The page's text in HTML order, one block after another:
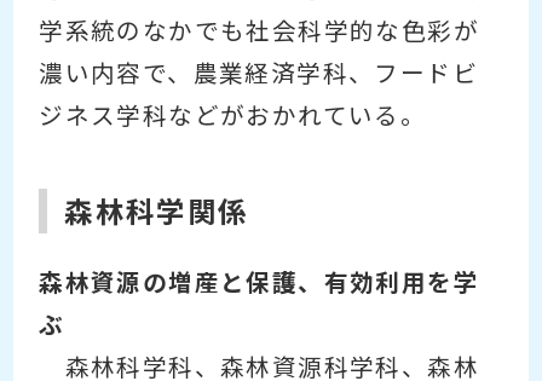
学系統のなかでも社会科学的な色彩が
濃い内容で、農業経済学科、フードビ
ジネス学科などがおかれている。
森林科学関係
森林資源の増産と保護、有効利用を学
ぶ
森林科学科、森林資源科学科、森林